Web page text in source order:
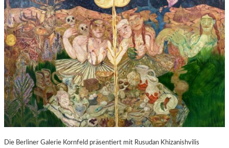
Die Berliner Galerie Kornfeld präsentiert mit Rusudan Khizanishvilis